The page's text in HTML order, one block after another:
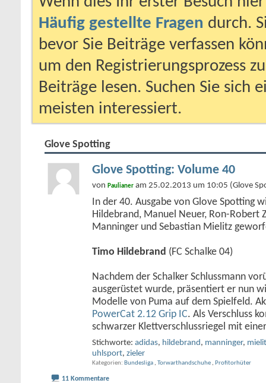
Häufig gestellte Fragen durch.
bevor Sie Beiträge verfassen
um den Registrierungsprozess
Beiträge lesen. Suchen Sie sich
meisten interessiert.
Glove Spotting
Glove Spotting: Volume 40
von Paulianer am 25.02.2013 um 10:05 (Glove
In der 40. Ausgabe von Glove Spotting
Hildebrand, Manuel Neuer, Ron-Robert
Manninger und Sebastian Mielitz
Timo Hildebrand (FC Schalke 04)
Nachdem der Schalker Schlussmann
ausgerüstet wurde, präsentiert er nun
Modelle von Puma auf dem Spielfeld.
PowerCat 2.12 Grip IC. Als Verschluss
schwarzer Klettverschlussriegel mit
Stichworte: adidas, hildebrand, manninger,
uhlsport, zieler
Kategorien Bundesliga , Torwarthandschuhe , Profitorhüter
11 Kommentare